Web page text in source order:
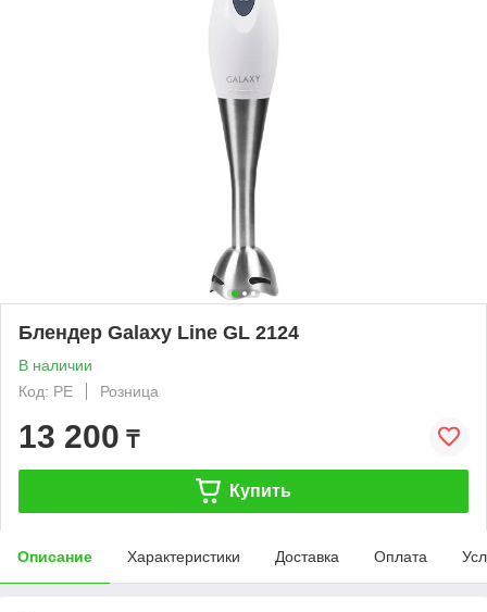
Блендер Galaxy Line GL 2124
В наличии
Код: PE
Розница
13 200 ₸
Купить
Описание Характеристики Доставка Оплата